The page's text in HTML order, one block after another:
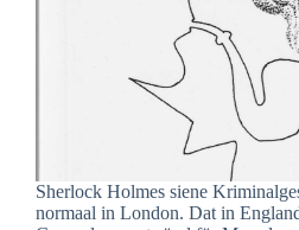
Sherlock Holmes siene
normaal in London. Dat in